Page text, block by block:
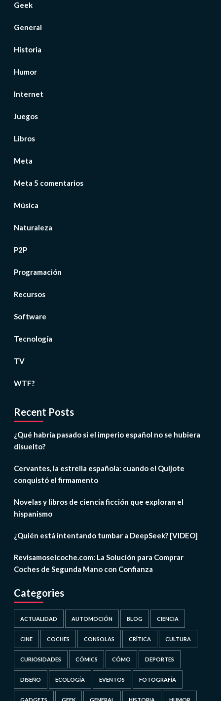
Geek
General
Historia
Humor
Internet
Juegos
Libros
Meta
Meta 5 comentarios
Música
Naturaleza
P2P
Programación
Recursos
Software
Tecnología
TV
WTF?
Recent Posts
¿Qué habría pasado si el imperio español no se hubiera
disuelto?
Cervantes, la estrella española: cuando el Quijote
conquistó el firmamento
Novelas y libros de ciencia ficción que exploran el
hispanismo
¿Quién está intentando tumbar a DeepSeek? [VIDEO]
Revisamoselcoche.com: La Solución para Comprar
Coches de Segunda Mano con Confianza
Categories
ACTUALIDAD AUTOMOCIÓN BLOG CIENCIA
CINE COCHES CONSOLAS CRÍTICA CULTURA
CURIOSIDADES CÓMICS CÓMO DEPORTES
DISEÑO ECOLOGÍA EVENTOS FOTOGRAFÍA